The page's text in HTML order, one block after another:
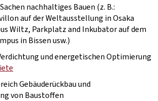
nachhaltiges Bauen (z. B.:
auf der Weltausstellung in Osaka
Wiltz, Parkplatz and Inkubator auf dem
in Bissen usw.)
und energetischen Optimierung
Gebäuderückbau und
von Baustoffen